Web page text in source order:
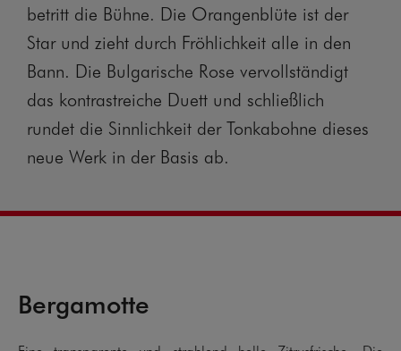
betritt die Bühne. Die Orangenblüte ist der
Star und zieht durch Fröhlichkeit alle in den
Bann. Die Bulgarische Rose vervollständigt
das kontrastreiche Duett und schließlich
rundet die Sinnlichkeit der Tonkabohne dieses
neue Werk in der Basis ab.
Bergamotte